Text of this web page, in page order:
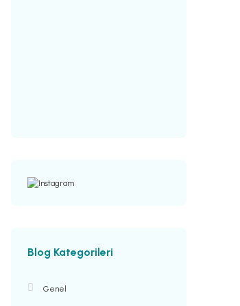
Blog Kategorileri
Genel